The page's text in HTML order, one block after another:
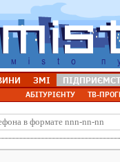
ЗМІ
АБІТУРІЄНТУ ТВ-